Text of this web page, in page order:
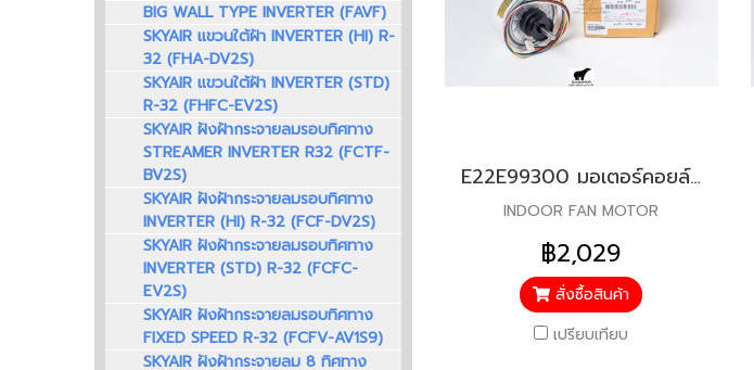
E22E99300 มอเตอร์คอยล์เย็น สำหรับแอร์มิตซู รุ่น MS-HK10, MSZ-GC25, MSZ-GE22, MSZ-GE25
INDOOR FAN MOTOR
฿2,029
สั่งซื้อสินค้า
เปรียบเทียบ
BIG WALL TYPE INVERTER (FAVF)
SKYAIR แขวนใต้ฝ้า INVERTER (HI) R-
32 (FHA-DV2S)
SKYAIR แขวนใต้ฝ้า INVERTER (STD)
R-32 (FHFC-EV2S)
SKYAIR ฝังฝ้ากระจายลมรอบทิศทาง
STREAMER INVERTER R32 (FCTF-
BV2S)
SKYAIR ฝังฝ้ากระจายลมรอบทิศทาง
INVERTER (HI) R-32 (FCF-DV2S)
SKYAIR ฝังฝ้ากระจายลมรอบทิศทาง
INVERTER (STD) R-32 (FCFC-
EV2S)
SKYAIR ฝังฝ้ากระจายลมรอบทิศทาง
FIXED SPEED R-32 (FCFV-AV1S9)
SKYAIR ฝังฝ้ากระจายลม 8 ทิศทาง